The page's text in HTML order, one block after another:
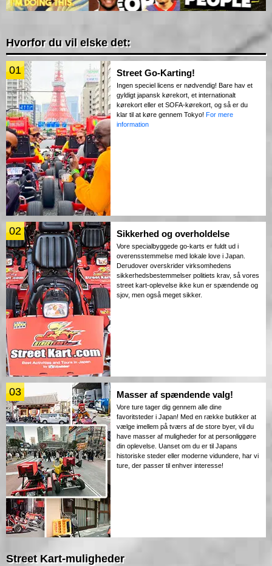
Hvorfor du vil elske det:
01 Street Go-Karting!
Ingen speciel licens er nødvendig! Bare hav et
gyldigt japansk kørekort, et internationalt
kørekort eller et SOFA-kørekort, og så er du
klar til at køre gennem Tokyo! For mere
information
02 Sikkerhed og overholdelse
Vore specialbyggede go-karts er fuldt ud i
overensstemmelse med lokale love i Japan.
Derudover overskrider virksomhedens
sikkerhedsbestemmelser politiets krav, så vores
street kart-oplevelse ikke kun er spændende og
sjov, men også meget sikker.
03 Masser af spændende valg!
Vore ture tager dig gennem alle dine
favoritsteder i Japan! Med en række butikker at
vælge imellem på tværs af de store byer, vil du
have masser af muligheder for at personliggøre
din oplevelse. Uanset om du er til Japans
historiske steder eller moderne vidundere, har vi
ture, der passer til enhver interesse!
Street Kart-muligheder